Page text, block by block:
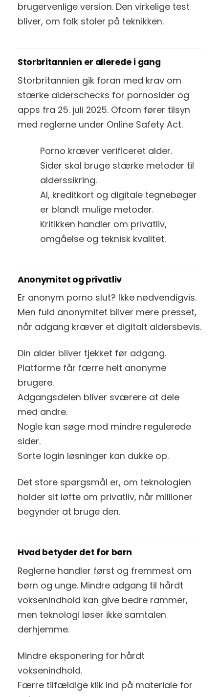
brugervenlige version. Den virkelige test
bliver, om folk stoler på teknikken.
Storbritannien er allerede i gang
Storbritannien gik foran med krav om
stærke alderschecks for pornosider og
apps fra 25. juli 2025. Ofcom fører tilsyn
med reglerne under Online Safety Act.
Porno kræver verificeret alder.
Sider skal bruge stærke metoder til
alderssikring.
AI, kreditkort og digitale tegnebøger
er blandt mulige metoder.
Kritikken handler om privatliv,
omgåelse og teknisk kvalitet.
Anonymitet og privatliv
Er anonym porno slut? Ikke nødvendigvis.
Men fuld anonymitet bliver mere presset,
når adgang kræver et digitalt aldersbevis.
Din alder bliver tjekket før adgang.
Platforme får færre helt anonyme
brugere.
Adgangsdelen bliver sværere at dele
med andre.
Nogle kan søge mod mindre regulerede
sider.
Sorte login løsninger kan dukke op.
Det store spørgsmål er, om teknologien
holder sit løfte om privatliv, når millioner
begynder at bruge den.
Hvad betyder det for børn
Reglerne handler først og fremmest om
børn og unge. Mindre adgang til hårdt
voksenindhold kan give bedre rammer,
men teknologi løser ikke samtalen
derhjemme.
Mindre eksponering for hårdt
voksenindhold.
Færre tilfældige klik ind på materiale for